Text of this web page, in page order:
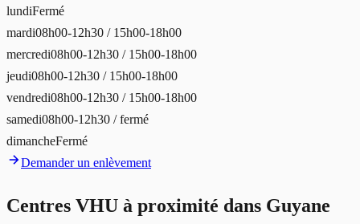
lundiFermé
mardi08h00-12h30 / 15h00-18h00
mercredi08h00-12h30 / 15h00-18h00
jeudi08h00-12h30 / 15h00-18h00
vendredi08h00-12h30 / 15h00-18h00
samedi08h00-12h30 / fermé
dimancheFermé
Demander un enlèvement
Centres VHU à proximité dans Guyane